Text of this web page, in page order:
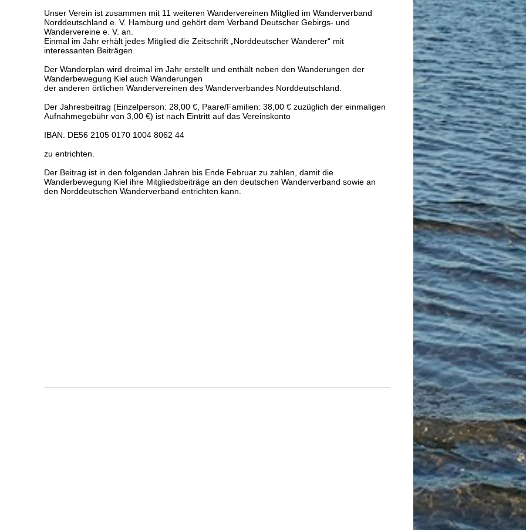
Unser Verein ist zusammen mit 11 weiteren Wandervereinen Mitglied im Wanderverband
Norddeutschland e. V. Hamburg und gehört dem Verband Deutscher Gebirgs- und
Wandervereine e. V. an.
Einmal im Jahr erhält jedes Mitglied die Zeitschrift „Norddeutscher Wanderer“ mit
interessanten Beiträgen.
Der Wanderplan wird dreimal im Jahr erstellt und enthält neben den Wanderungen der
Wanderbewegung Kiel auch Wanderungen
der anderen örtlichen Wandervereinen des Wanderverbandes Norddeutschland.
Der Jahresbeitrag (Einzelperson: 28,00 €, Paare/Familien: 38,00 € zuzüglich der einmaligen
Aufnahmegebühr von 3,00 €) ist nach Eintritt auf das Vereinskonto
IBAN: DE56 2105 0170 1004 8062 44
zu entrichten.
Der Beitrag ist in den folgenden Jahren bis Ende Februar zu zahlen, damit die
Wanderbewegung Kiel ihre Mitgliedsbeiträge an den deutschen Wanderverband sowie an
den Norddeutschen Wanderverband entrichten kann.